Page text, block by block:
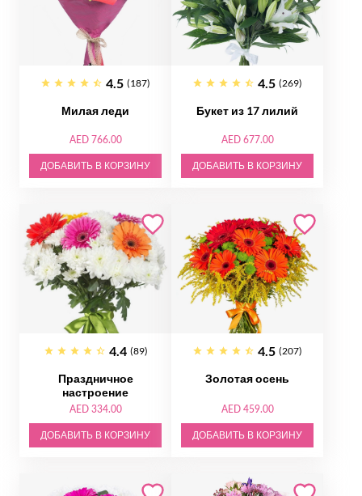
4.5 (187)
Милая леди
AED 766.00
ДОБАВИТЬ В КОРЗИНУ
4.5 (269)
Букет из 17 лилий
AED 677.00
ДОБАВИТЬ В КОРЗИНУ
4.4 (89)
Праздничное
настроение
AED 334.00
ДОБАВИТЬ В КОРЗИНУ
4.5 (207)
Золотая осень
AED 459.00
ДОБАВИТЬ В КОРЗИНУ